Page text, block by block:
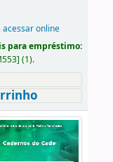
online
para empréstimo:
] (1).